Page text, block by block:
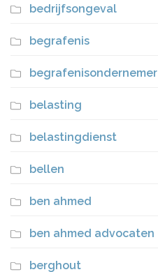
bedrijfsongeval
begrafenis
begrafenisondernemer
belasting
belastingdienst
bellen
ben ahmed
ben ahmed advocaten
berghout